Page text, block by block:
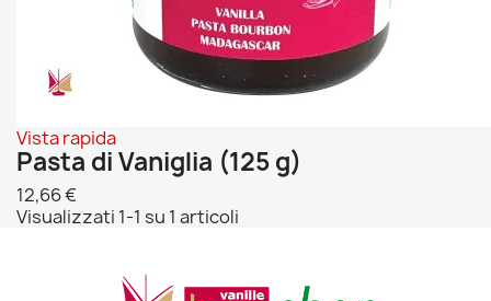
Vista rapida
Pasta di Vaniglia (125 g)
12,66 €
Visualizzati 1-1 su 1 articoli